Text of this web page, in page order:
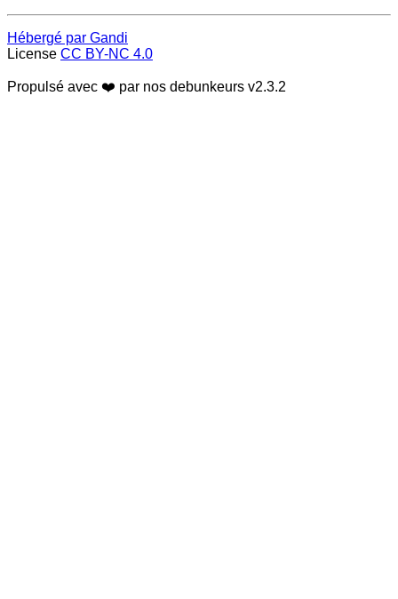
Hébergé par Gandi
License CC BY-NC 4.0
Propulsé avec ❤️ par nos debunkeurs v2.3.2